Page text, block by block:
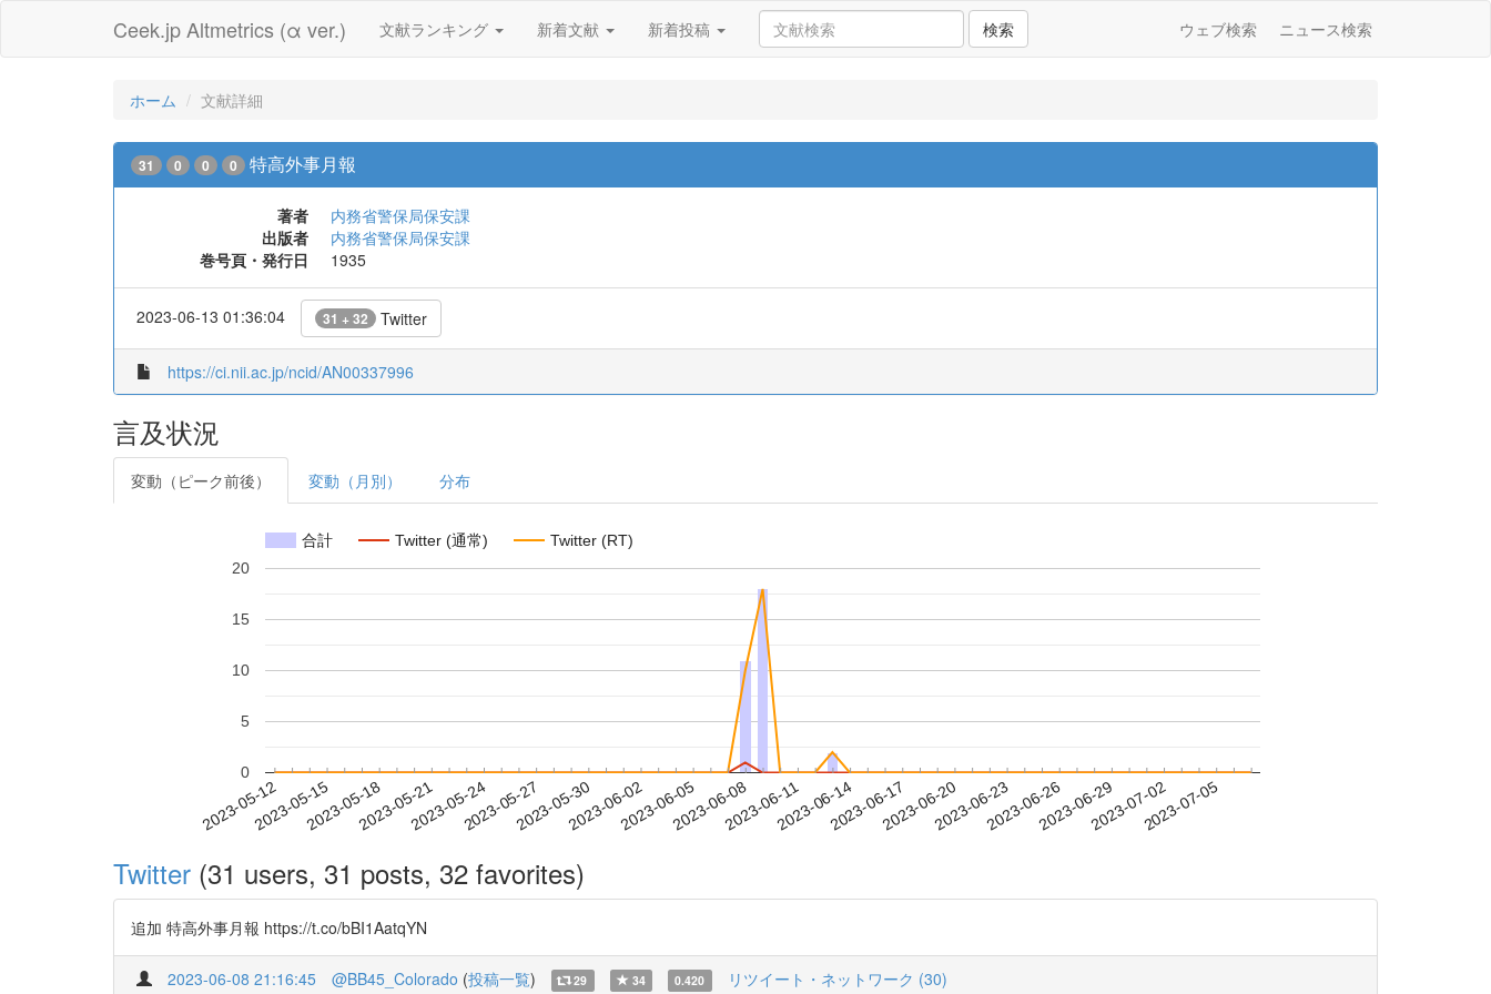
Ceek.jp Altmetrics (α ver.) 文献ランキング 新着文献 新着投稿 検索 ウェブ検索 ニュース検索
ホーム 文献詳細
31 0 0 0 特高外事月報
著者
内務省警保局保安課
出版者
内務省警保局保安課
巻号頁・発行日
1935
2023-06-13 01:36:04 31 + 32 Twitter
https://ci.nii.ac.jp/ncid/AN00337996
言及状況
変動（ピーク前後） 変動（月別） 分布
合計 Twitter (通常) Twitter (RT)
2023-05-122023-05-152023-05-182023-05-212023-05-242023-05-272023-05-302023-06-022023-06-052023-06-082023-06-112023-06-142023-06-172023-06-202023-06-232023-06-262023-06-292023-07-022023-07-05
0
5
10
15
20
Twitter (31 users, 31 posts, 32 favorites)
追加 特高外事月報 https://t.co/bBI1AatqYN
2023-06-08 21:16:45 @BB45_Colorado (投稿一覧) 29 34 0.420 リツイート・ネットワーク (30)